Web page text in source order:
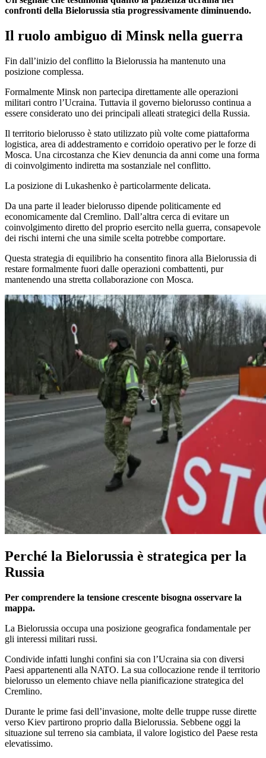
confronti della Bielorussia stia progressivamente diminuendo.
Il ruolo ambiguo di Minsk nella guerra
Fin dall’inizio del conflitto la Bielorussia ha mantenuto una
posizione complessa.
Formalmente Minsk non partecipa direttamente alle operazioni
militari contro l’Ucraina. Tuttavia il governo bielorusso continua a
essere considerato uno dei principali alleati strategici della Russia.
Il territorio bielorusso è stato utilizzato più volte come piattaforma
logistica, area di addestramento e corridoio operativo per le forze di
Mosca. Una circostanza che Kiev denuncia da anni come una forma
di coinvolgimento indiretta ma sostanziale nel conflitto.
La posizione di Lukashenko è particolarmente delicata.
Da una parte il leader bielorusso dipende politicamente ed
economicamente dal Cremlino. Dall’altra cerca di evitare un
coinvolgimento diretto del proprio esercito nella guerra, consapevole
dei rischi interni che una simile scelta potrebbe comportare.
Questa strategia di equilibrio ha consentito finora alla Bielorussia di
restare formalmente fuori dalle operazioni combattenti, pur
mantenendo una stretta collaborazione con Mosca.
Perché la Bielorussia è strategica per la
Russia
Per comprendere la tensione crescente bisogna osservare la
mappa.
La Bielorussia occupa una posizione geografica fondamentale per
gli interessi militari russi.
Condivide infatti lunghi confini sia con l’Ucraina sia con diversi
Paesi appartenenti alla NATO. La sua collocazione rende il territorio
bielorusso un elemento chiave nella pianificazione strategica del
Cremlino.
Durante le prime fasi dell’invasione, molte delle truppe russe dirette
verso Kiev partirono proprio dalla Bielorussia. Sebbene oggi la
situazione sul terreno sia cambiata, il valore logistico del Paese resta
elevatissimo.